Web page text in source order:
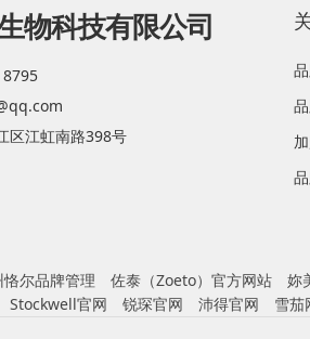
物科技有限公司
区江虹南路398号
恪尔品牌管理 佐泰（Zoeto）官方网站 妳
Stockwell官网 锐琛官网 沛得官网 雪茄